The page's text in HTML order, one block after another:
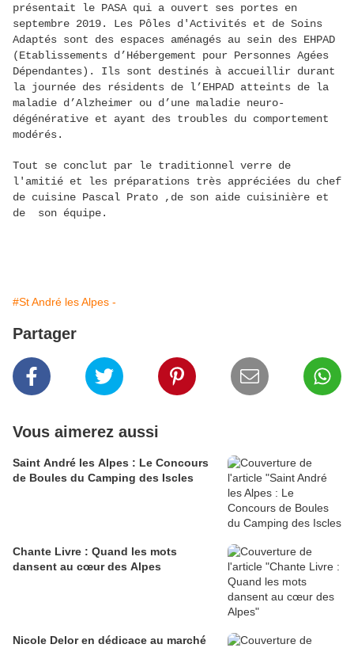
présentait le PASA qui a ouvert ses portes en
septembre 2019. Les Pôles d'Activités et de Soins
Adaptés sont des espaces aménagés au sein des EHPAD
(Etablissements d’Hébergement pour Personnes Agées
Dépendantes). Ils sont destinés à accueillir durant
la journée des résidents de l’EHPAD atteints de la
maladie d’Alzheimer ou d’une maladie neuro-
dégénérative et ayant des troubles du comportement
modérés.
Tout se conclut par le traditionnel verre de
l'amitié et les préparations très appréciées du chef
de cuisine Pascal Prato ,de son aide cuisinière et
de son équipe.
#St André les Alpes -
Partager
Vous aimerez aussi
Saint André les Alpes : Le Concours
de Boules du Camping des Iscles
Chante Livre : Quand les mots
dansent au cœur des Alpes
Nicole Delor en dédicace au marché